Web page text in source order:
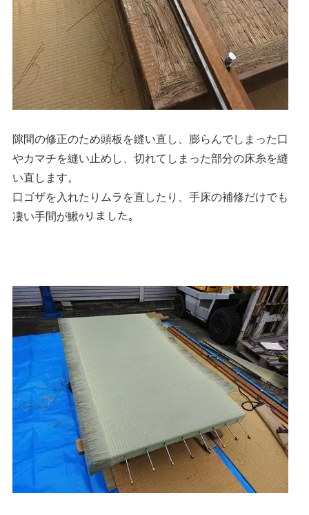
隙間の修正のため頭板を縫い直し、膨らんでしまった口
やカマチを縫い止めし、切れてしまった部分の床糸を縫
い直します。
口ゴザを入れたりムラを直したり、手床の補修だけでも
凄い手間が鰍ｩりました。